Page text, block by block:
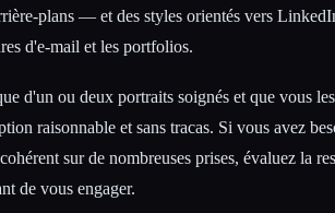
plans — et des styles orientés vers
d'e-mail et les portfolios.
d'un ou deux portraits soignés et que vous
raisonnable et sans tracas. Si vous avez
sur de nombreuses prises, évaluez la
de vous engager.